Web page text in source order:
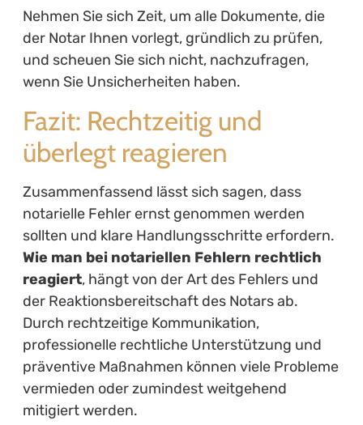
Nehmen Sie sich Zeit, um alle Dokumente, die
der Notar Ihnen vorlegt, gründlich zu prüfen,
und scheuen Sie sich nicht, nachzufragen,
wenn Sie Unsicherheiten haben.
Fazit: Rechtzeitig und
überlegt reagieren
Zusammenfassend lässt sich sagen, dass
notarielle Fehler ernst genommen werden
sollten und klare Handlungsschritte erfordern.
Wie man bei notariellen Fehlern rechtlich
reagiert, hängt von der Art des Fehlers und
der Reaktionsbereitschaft des Notars ab.
Durch rechtzeitige Kommunikation,
professionelle rechtliche Unterstützung und
präventive Maßnahmen können viele Probleme
vermieden oder zumindest weitgehend
mitigiert werden.